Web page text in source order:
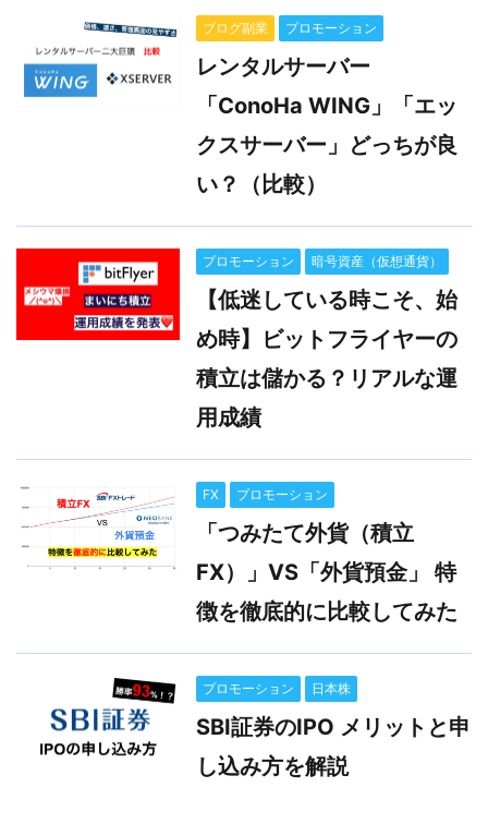
ブログ副業 プロモーション
レンタルサーバー
「ConoHa WING」「エッ
クスサーバー」どっちが良
い？（比較）
プロモーション 暗号資産（仮想通貨）
【低迷している時こそ、始
め時】ビットフライヤーの
積立は儲かる？リアルな運
用成績
FX プロモーション
「つみたて外貨（積立
FX）」VS「外貨預金」 特
徴を徹底的に比較してみた
プロモーション 日本株
SBI証券のIPO メリットと申
し込み方を解説